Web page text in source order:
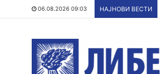
06.08.2026 09:03 НАЈНОВИ ВЕСТИ